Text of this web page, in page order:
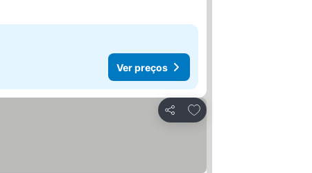
Ver preços
Partilhar
Adicionar aos favoritos